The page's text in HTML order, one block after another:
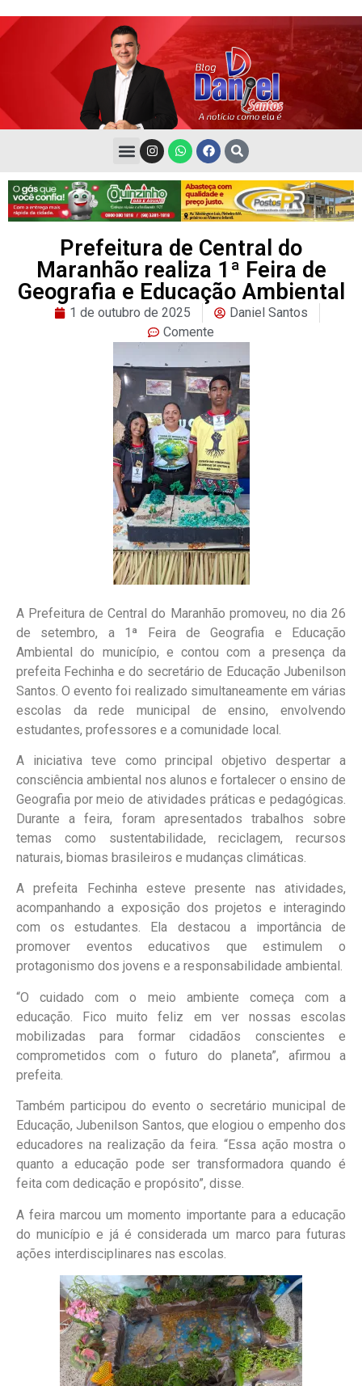
Prefeitura de Central do
Maranhão realiza 1ª Feira de
Geografia e Educação Ambiental
1 de outubro de 2025
Daniel Santos
Comente
A Prefeitura de Central do Maranhão promoveu, no dia 26
de setembro, a 1ª Feira de Geografia e Educação
Ambiental do município, e contou com a presença da
prefeita Fechinha e do secretário de Educação Jubenilson
Santos. O evento foi realizado simultaneamente em várias
escolas da rede municipal de ensino, envolvendo
estudantes, professores e a comunidade local.
A iniciativa teve como principal objetivo despertar a
consciência ambiental nos alunos e fortalecer o ensino de
Geografia por meio de atividades práticas e pedagógicas.
Durante a feira, foram apresentados trabalhos sobre
temas como sustentabilidade, reciclagem, recursos
naturais, biomas brasileiros e mudanças climáticas.
A prefeita Fechinha esteve presente nas atividades,
acompanhando a exposição dos projetos e interagindo
com os estudantes. Ela destacou a importância de
promover eventos educativos que estimulem o
protagonismo dos jovens e a responsabilidade ambiental.
“O cuidado com o meio ambiente começa com a
educação. Fico muito feliz em ver nossas escolas
mobilizadas para formar cidadãos conscientes e
comprometidos com o futuro do planeta”, afirmou a
prefeita.
Também participou do evento o secretário municipal de
Educação, Jubenilson Santos, que elogiou o empenho dos
educadores na realização da feira. “Essa ação mostra o
quanto a educação pode ser transformadora quando é
feita com dedicação e propósito”, disse.
A feira marcou um momento importante para a educação
do município e já é considerada um marco para futuras
ações interdisciplinares nas escolas.